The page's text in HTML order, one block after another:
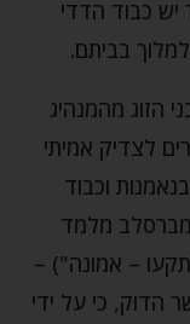
כבוד הדדי
בביתם.
הזוג מהמנהיג
לצדיק אמיתי
וכבוד
מלמד
– אמונה") –
הדוק, כי על ידי